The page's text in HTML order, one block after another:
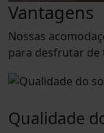
Vantagens
Nossas
para desfrutar de
Qualidade